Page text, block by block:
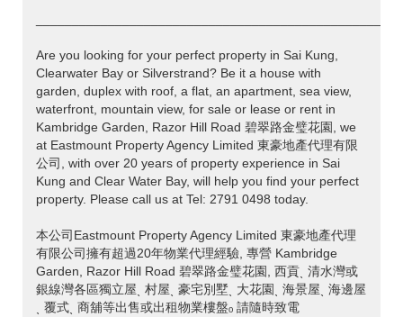
Are you looking for your perfect property in Sai Kung,
Clearwater Bay or Silverstrand? Be it a house with
garden, duplex with roof, a flat, an apartment, sea view,
waterfront, mountain view, for sale or lease or rent in
Kambridge Garden, Razor Hill Road 碧翠路金璧花園, we
at Eastmount Property Agency Limited 東豪地產代理有限
公司, with over 20 years of property experience in Sai
Kung and Clear Water Bay, will help you find your perfect
property. Please call us at Tel: 2791 0498 today.
本公司Eastmount Property Agency Limited 東豪地產代理
有限公司擁有超過20年物業代理經驗, 專營 Kambridge
Garden, Razor Hill Road 碧翠路金璧花園, 西貢ˎ 清水灣或
銀線灣各區獨立屋ˎ 村屋ˎ 豪宅別墅ˎ 大花園ˎ 海景屋ˎ 海邊屋
ˎ 覆式ˎ 商舖等出售或出租物業樓盤ₒ 請隨時致電